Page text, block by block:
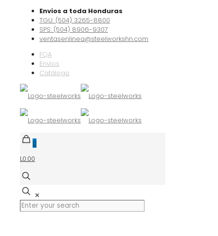
Envios a toda Honduras
TGU: (504) 3265-8800
SPS: (504) 8906-9307
ventasenlinea@steelworkshn.com
FQA
Envíos
Catálogo
0
L0.00
✕